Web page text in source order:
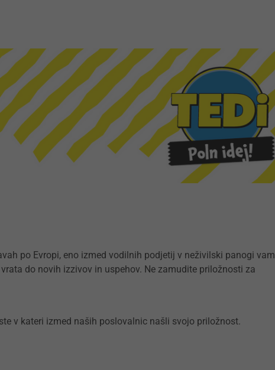
po Evropi, eno izmed vodilnih podjetij v neživilski panogi vam
do novih izzivov in uspehov. Ne zamudite priložnosti za
v kateri izmed naših poslovalnic našli svojo priložnost.